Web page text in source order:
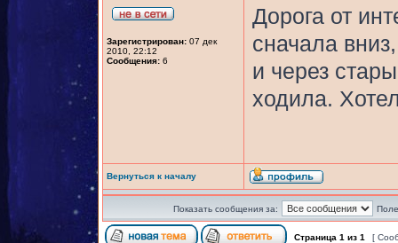
Зарегистрирован: 07 дек
2010, 22:12
Сообщения: 6
Дорога от
сначала
и через
ходила.
Вернуться к началу
Показать сообщения за:
Страница 1 из 1 [